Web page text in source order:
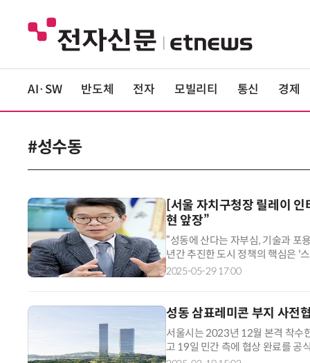
AI·SW 반도체 전자 모빌리티 통신 경제
#성수동
[서울 자치구청장 릴레이
현 앞장”
“성동에 산다는 자부심, 기술과 포
년간 추진한 도시 정책의 핵심은 '
않고, 누구나 배제되지 않도록 포
2025-05-29 17:00
성동 삼표레미콘 부지 사전
서울시는 2023년 12월 본격 착수
고 19일 민간 측에 협상 완료를 공